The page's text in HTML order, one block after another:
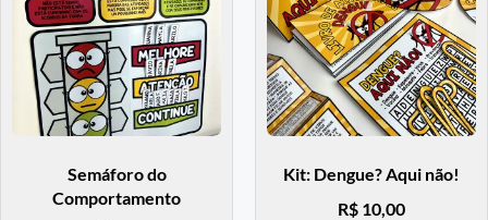
Semáforo do
Comportamento
Kit: Dengue? Aqui não!
R$ 10,00